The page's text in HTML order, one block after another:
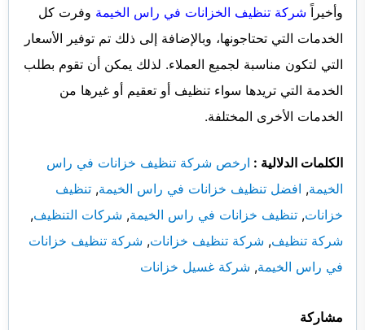
وأخيراً شركة تنظيف الخزانات في راس الخيمة وفرت كل
الخدمات التي تحتاجونها، وبالإضافة إلى ذلك تم توفير الأسعار
التي لتكون مناسبة لجميع العملاء. لذلك يمكن أن تقوم بطلب
الخدمة التي تريدها سواء تنظيف أو تعقيم أو غيرها من
الخدمات الأخرى المختلفة.
الكلمات الدلالية : ارخص شركة تنظيف خزانات في راس
الخيمة, افضل تنظيف خزانات في راس الخيمة, تنظيف
خزانات, تنظيف خزانات في راس الخيمة, شركات التنظيف,
شركة تنظيف, شركة تنظيف خزانات, شركة تنظيف خزانات
في راس الخيمة, شركة غسيل خزانات
مشاركة